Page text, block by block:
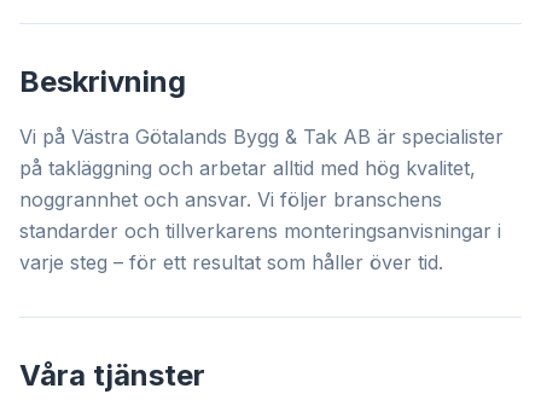
Beskrivning
Vi på Västra Götalands Bygg & Tak AB är specialister
på takläggning och arbetar alltid med hög kvalitet,
noggrannhet och ansvar. Vi följer branschens
standarder och tillverkarens monteringsanvisningar i
varje steg – för ett resultat som håller över tid.
Våra tjänster